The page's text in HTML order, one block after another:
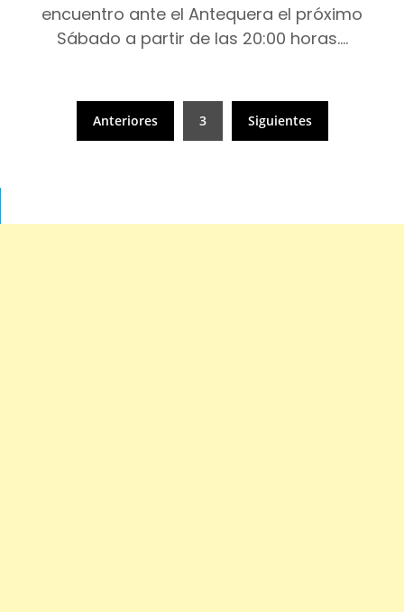
encuentro ante el Antequera el próximo
Sábado a partir de las 20:00 horas….
PaginaciónAnteriores 3 Siguientes